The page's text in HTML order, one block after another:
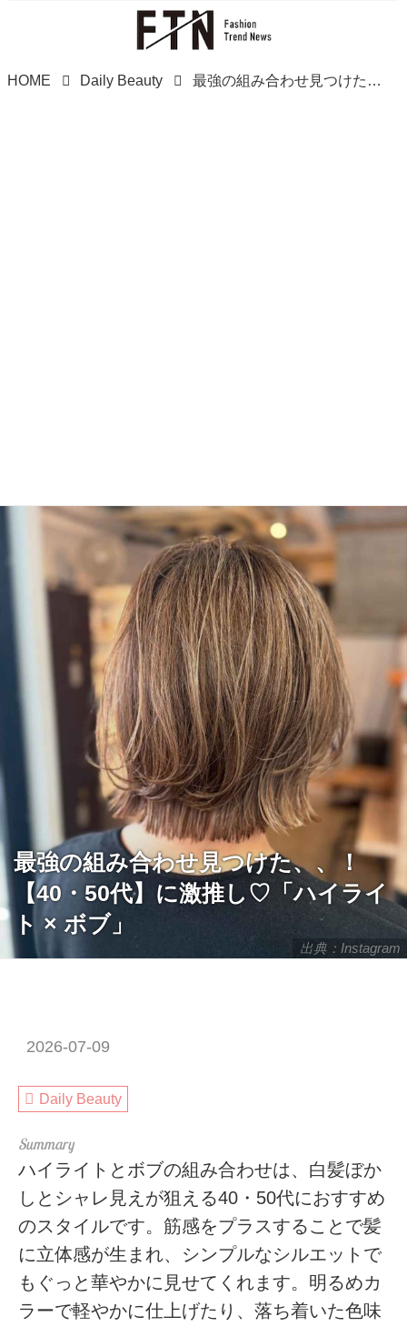
HOME Daily Beauty 最強の組み合わせ見つけた、、！【40・50代】に激推し♡「ハイライト × ボブ」
出典：Instagram
最強の組み合わせ見つけた、、！
【40・50代】に激推し♡「ハイライ
ト × ボブ」
2026-07-09
Daily Beauty
ハイライトとボブの組み合わせは、白髪ぼか
しとシャレ見えが狙える40・50代におすすめ
のスタイルです。筋感をプラスすることで髪
に立体感が生まれ、シンプルなシルエットで
もぐっと華やかに見せてくれます。明るめカ
ラーで軽やかに仕上げたり、落ち着いた色味